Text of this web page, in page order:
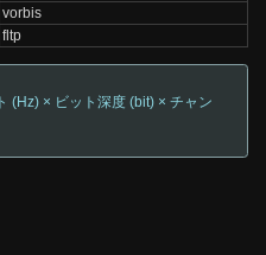
vorbis
fltp
(Hz) × ビット深度 (bit) × チャン